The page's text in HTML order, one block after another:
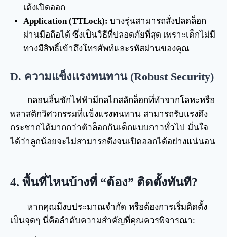
เด้งเปิดออก
Application (TTLock): บางรุ่นสามารถสั่งปลดล็อก
ผ่านมือถือได้ ซึ่งเป็นวิธีที่ปลอดภัยที่สุด เพราะเด็กไม่มี
ทางมีสิทธิ์เข้าถึงโทรศัพท์และรหัสผ่านของคุณ
D. ความแข็งแรงทนทาน (Robust Security)
กลอนลิ้นชักไฟฟ้ามีกลไกสลักล็อกที่ทำจากโลหะหรือ
พลาสติกวิศวกรรมที่แข็งแรงทนทาน สามารถรับแรงดึง
กระชากได้มากกว่าตัวล็อกกันเด็กแบบกาวทั่วไป มั่นใจ
ได้ว่าลูกน้อยจะไม่สามารถดึงจนเปิดออกได้อย่างแน่นอน
4. พื้นที่ไหนบ้างที่ “ต้อง” ติดตั้งทันที?
หากคุณมีงบประมาณจำกัด หรือต้องการเริ่มติดตั้ง
เป็นจุดๆ นี่คือลำดับความสำคัญที่คุณควรพิจารณา: